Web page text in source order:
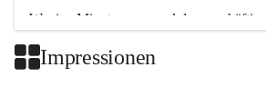
Wenige Minuten nur, und das
Impressionen